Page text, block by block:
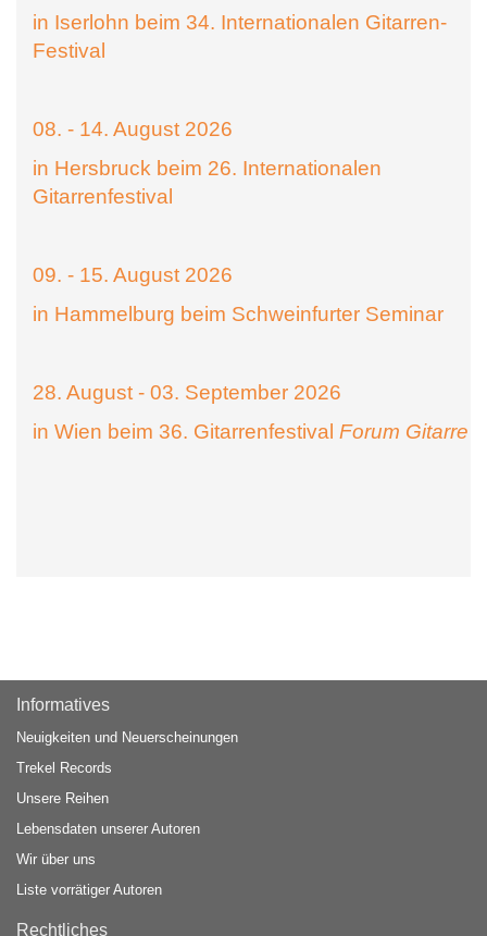
in Iserlohn beim 34. Internationalen Gitarren-
Festival
08. - 14. August 2026
in Hersbruck beim 26. Internationalen
Gitarrenfestival
09. - 15. August 2026
in Hammelburg beim Schweinfurter Seminar
28. August - 03. September 2026
in Wien beim 36. Gitarrenfestival Forum Gitarre
Informatives
Neuigkeiten und Neuerscheinungen
Trekel Records
Unsere Reihen
Lebensdaten unserer Autoren
Wir über uns
Liste vorrätiger Autoren
Rechtliches